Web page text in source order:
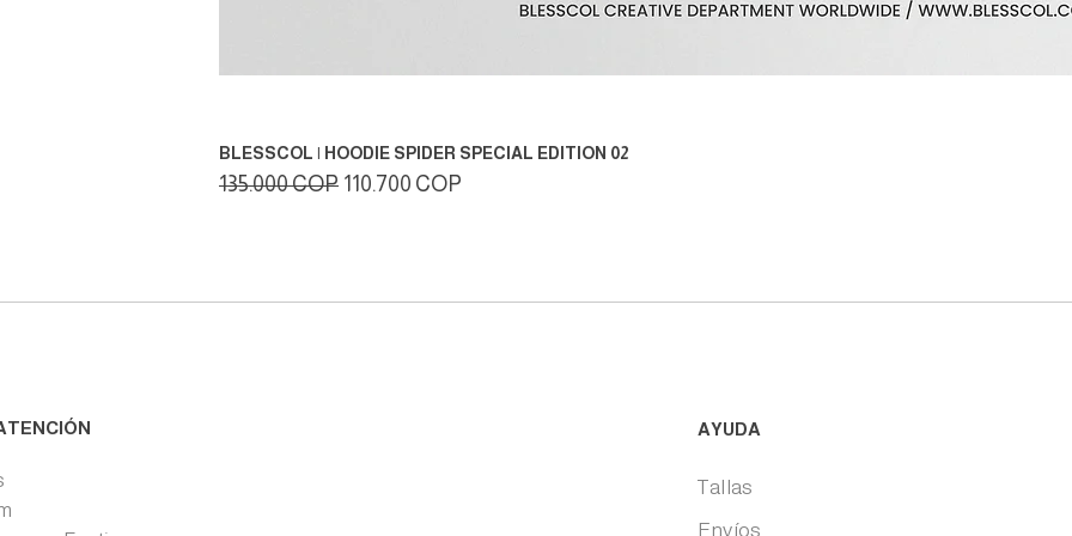
BLESSCOL | HOODIE SPIDER SPECIAL EDITION 02
Precio
135.000 COP Precio de oferta
110.700 COP
AYUDA
Tallas
Envíos